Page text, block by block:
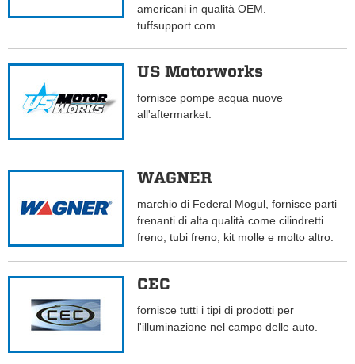
americani in qualità OEM.
tuffsupport.com
US Motorworks
fornisce pompe acqua nuove
all'aftermarket.
WAGNER
marchio di Federal Mogul, fornisce parti
frenanti di alta qualità come cilindretti
freno, tubi freno, kit molle e molto altro.
CEC
fornisce tutti i tipi di prodotti per
l'illuminazione nel campo delle auto.